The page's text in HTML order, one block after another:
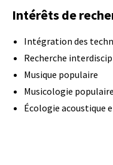
Intérêts de
Intégration des
Recherche
Musique populaire
Musicologie populaire
Écologie acoustique